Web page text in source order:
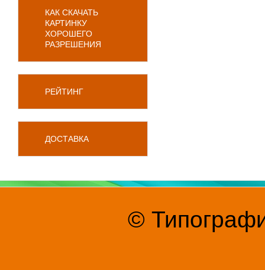
КАК СКАЧАТЬ
КАРТИНКУ
ХОРОШЕГО
РАЗРЕШЕНИЯ
РЕЙТИНГ
ДОСТАВКА
©